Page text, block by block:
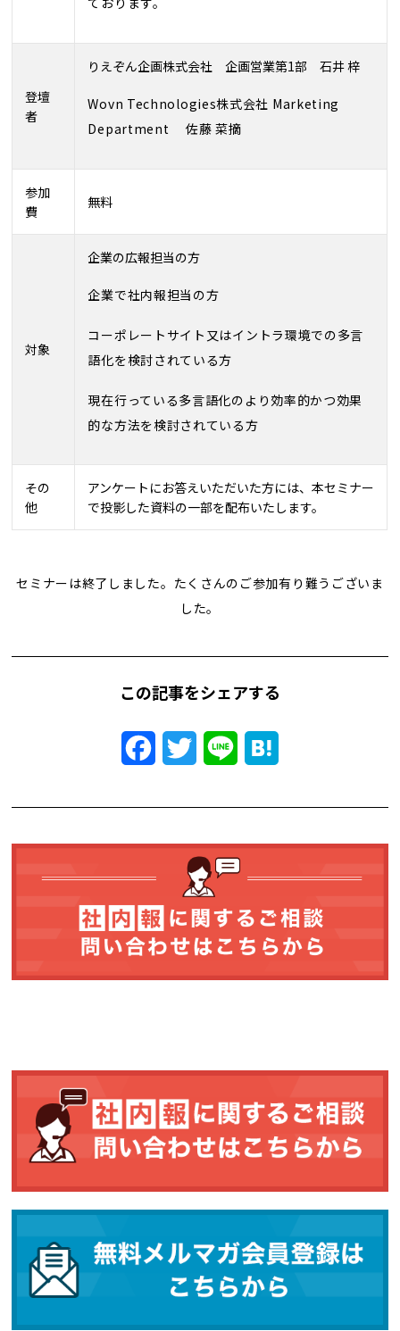
登壇
者
りえぞん企画株式会社 企画営業第1部 石井 梓
Wovn Technologies株式会社 Marketing
Department 佐藤 菜摘
参加
費
無料
対象
企業の広報担当の方
企業で社内報担当の方
コーポレートサイト又はイントラ環境での多言
語化を検討されている方
現在行っている多言語化のより効率的かつ効果
的な方法を検討されている方
その
他
アンケートにお答えいただいた方には、本セミナー
で投影した資料の一部を配布いたします。
セミナーは終了しました。たくさんのご参加有り難うございま
した。
この記事をシェアする
FacebookTwitter Line